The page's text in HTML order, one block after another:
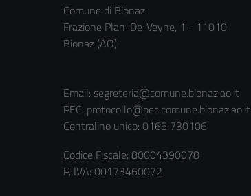
Comune di Bionaz
Frazione Plan-De-Veyne, 1 - 11010
Bionaz (AO)
Email: segreteria@comune.bionaz.ao.it
PEC: protocollo@pec.comune.bionaz.ao.it
Centralino unico: 0165 730106
Codice Fiscale: 80004390078
P. IVA: 00173460072